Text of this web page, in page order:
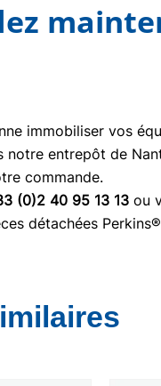
immobiliser vos
notre entrepôt de
commande.
(0)2 40 95 13 13 ou
détachées